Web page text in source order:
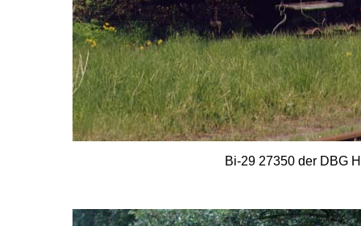
Bi-29 27350 der DBG